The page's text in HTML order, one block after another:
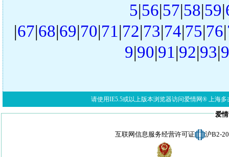
5|56|57|58|59|
|67|68|69|70|71|72|73|74|75|76|
9|90|91|92|93|
请使用IE5.5或以上版本浏览器访问爱情网® 上海多
爱
互联网信息服务经营许可证 沪B2-